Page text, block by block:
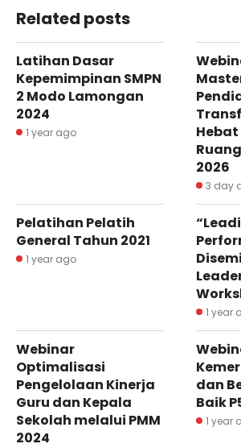
Related posts
Latihan Dasar
Kepemimpinan SMPN
2 Modo Lamongan
2024
1 year ago
Hebat
2026
3 day
Pelatihan Pelatih
General Tahun 2021
1 year ago
1 year
Webinar
Optimalisasi
Pengelolaan Kinerja
Guru dan Kepala
Sekolah melalui PMM
2024
dan
Baik
1 year